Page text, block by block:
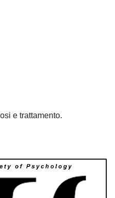
e trattamento.